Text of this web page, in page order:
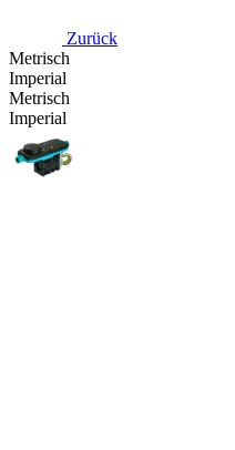
Zurück
Metrisch
Imperial
Metrisch
Imperial